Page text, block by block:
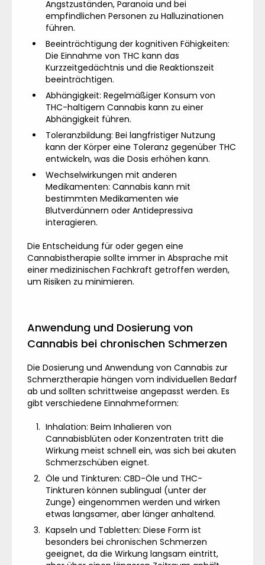
Angstzuständen, Paranoia und bei
empfindlichen Personen zu Halluzinationen
führen.
Beeinträchtigung der kognitiven Fähigkeiten:
Die Einnahme von THC kann das
Kurzzeitgedächtnis und die Reaktionszeit
beeinträchtigen.
Abhängigkeit: Regelmäßiger Konsum von
THC-haltigem Cannabis kann zu einer
Abhängigkeit führen.
Toleranzbildung: Bei langfristiger Nutzung
kann der Körper eine Toleranz gegenüber THC
entwickeln, was die Dosis erhöhen kann.
Wechselwirkungen mit anderen
Medikamenten: Cannabis kann mit
bestimmten Medikamenten wie
Blutverdünnern oder Antidepressiva
interagieren.
Die Entscheidung für oder gegen eine
Cannabistherapie sollte immer in Absprache mit
einer medizinischen Fachkraft getroffen werden,
um Risiken zu minimieren.
Anwendung und Dosierung von
Cannabis bei chronischen Schmerzen
Die Dosierung und Anwendung von Cannabis zur
Schmerztherapie hängen vom individuellen Bedarf
ab und sollten schrittweise angepasst werden. Es
gibt verschiedene Einnahmeformen:
Inhalation: Beim Inhalieren von
Cannabisblüten oder Konzentraten tritt die
Wirkung meist schnell ein, was sich bei akuten
Schmerzschüben eignet.
Öle und Tinkturen: CBD-Öle und THC-
Tinkturen können sublingual (unter der
Zunge) eingenommen werden und wirken
etwas langsamer, aber länger anhaltend.
Kapseln und Tabletten: Diese Form ist
besonders bei chronischen Schmerzen
geeignet, da die Wirkung langsam eintritt,